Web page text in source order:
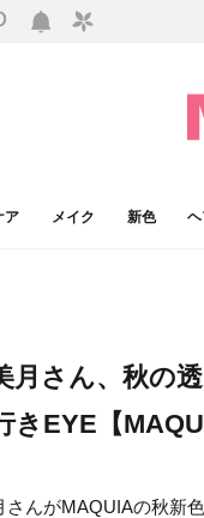
ア メイク 新色
月さん、秋の
きEYE【
さんがMAQUIAの秋新